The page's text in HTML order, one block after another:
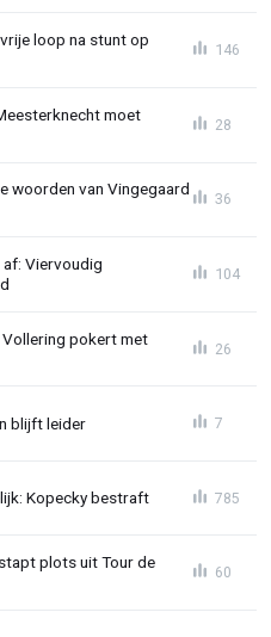
loop na stunt op
146
moet
28
woorden van Vingegaard
36
Viervoudig
104
pokert met
26
blijft leider 7
Kopecky bestraft 785
plots uit Tour de
60